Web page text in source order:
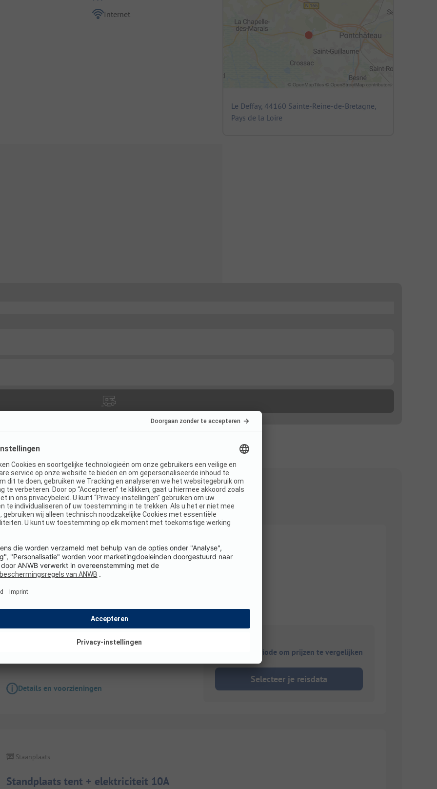
Internet
Le Deffay, 44160 Sainte-Reine-de-Bretagne,
Pays de la Loire
(9)
Standplaats voor caravan of camper + 10A elektriciteit
Staanplaats
Toegankelijk voor
gehandicapten
Details en voorzieningen
Kies je reisperiode om prijzen te vergelijken
Selecteer je reisdata
Standplaats tent + elektriciteit 10A
Staanplaats